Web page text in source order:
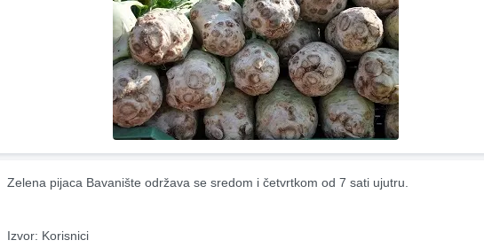
Zelena pijaca Bavanište održava se sredom i četvrtkom od 7 sati ujutru.
Izvor: Korisnici